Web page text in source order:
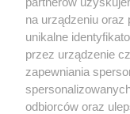
O FIRMIE
REKLAMA
na urządzeniu oraz
unikalne
przez urządzenie
zapewniania
odbiorców oraz